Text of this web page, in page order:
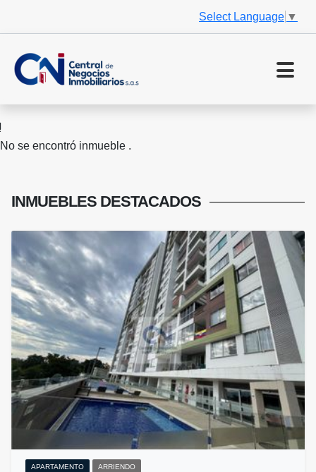
Select Language ▼
No se encontró inmueble .
INMUEBLES DESTACADOS
APARTAMENTO ARRIENDO